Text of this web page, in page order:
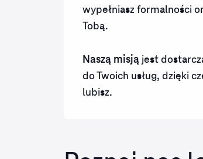
wypełniasz formalności
Tobą.
Naszą misją jest
do Twoich usług, dzięki
lubisz.